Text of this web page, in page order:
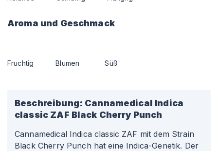
Aroma und Geschmack
Fruchtig Blumen Süß
Beschreibung: Cannamedical Indica
classic ZAF Black Cherry Punch
Cannamedical Indica classic ZAF mit dem Strain
Black Cherry Punch hat eine Indica-Genetik. Der